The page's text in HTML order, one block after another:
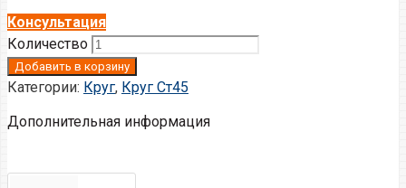
Консультация
Количество
Добавить в корзину
Категории: Круг, Круг Ст45
Дополнительная информация